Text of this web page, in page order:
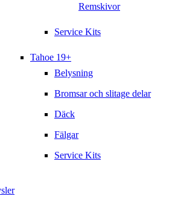
Remskivor
Service Kits
Tahoe 19+
Belysning
Bromsar och slitage delar
Däck
Fälgar
Service Kits